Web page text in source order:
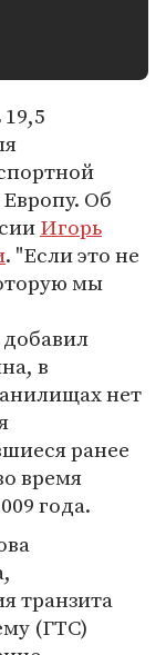
Об
Игорь
. "Если это не
мы
добавил
в
нет
ранее
время
года.
транзита
(ГТС)